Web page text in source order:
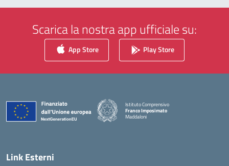
Scarica la nostra app ufficiale su:
App Store Play Store
Istituto Comprensivo
Franco Imposimato
Maddaloni
Link Esterni